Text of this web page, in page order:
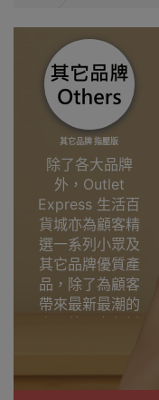
其它品牌 指壓版
除了各大品牌
外，Outlet
Express 生活百
貨城亦為顧客精
選一系列小眾及
其它品牌優質產
品，除了為顧客
帶來最新最潮的
產品外，亦包括
功能齊備的產